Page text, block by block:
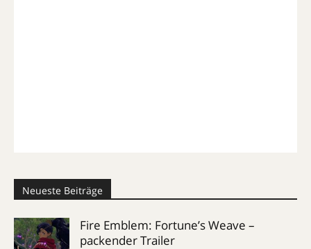
Neueste Beiträge
Fire Emblem: Fortune’s Weave –
packender Trailer